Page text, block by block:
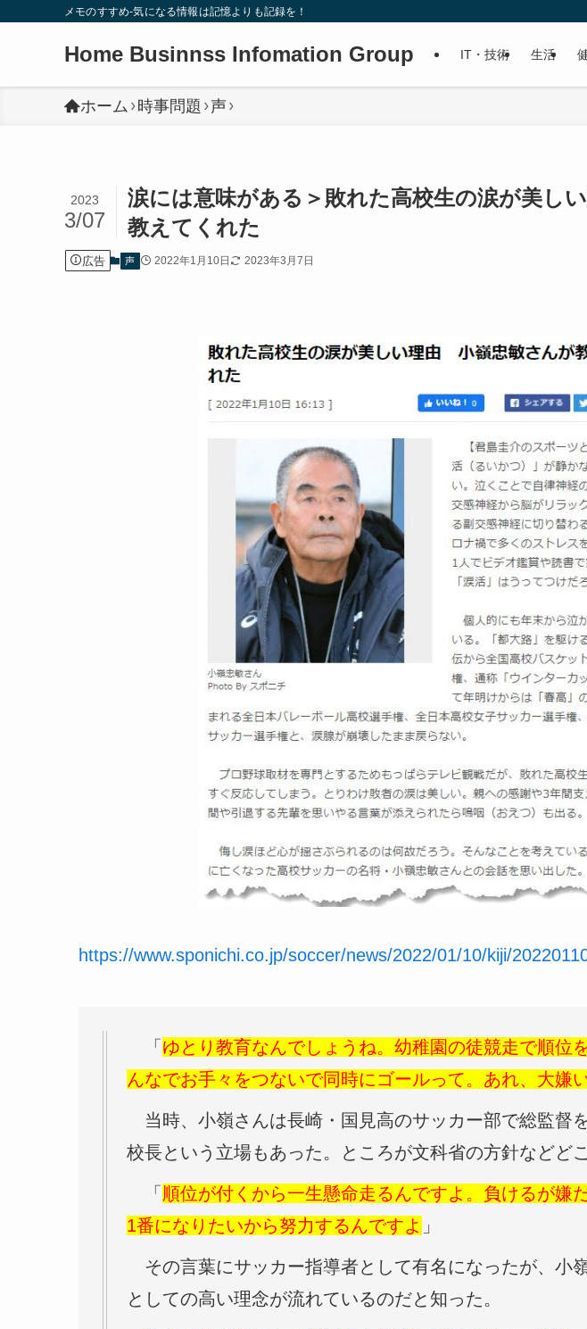
メモのすすめ-気になる情報は記憶よりも記録を！
Home Businnss Infomation Group IT・技術 生活
ホーム 時事問題 声
涙には意味がある＞敗れた高校生の涙が美し
教えてくれた
2023
3/07
広告 声 2022年1月10日 2023年3月7日
https://www.sponichi.co.jp/soccer/news/2022/01/10/kiji/
「 ゆとり教育なんでしょうね。幼稚園の徒競走で順位
んなでお手々をつないで同時にゴールって。あれ、大嫌
当時、小嶺さんは長崎・国見高のサッカー部で総監督
校長という立場もあった。ところが文科省の方針などど
「 順位が付くから一生懸命走るんですよ。負けるが嫌
1番になりたいから努力するんですよ 」
その言葉にサッカー指導者として有名になったが、小
としての高い理念が流れているのだと知った。